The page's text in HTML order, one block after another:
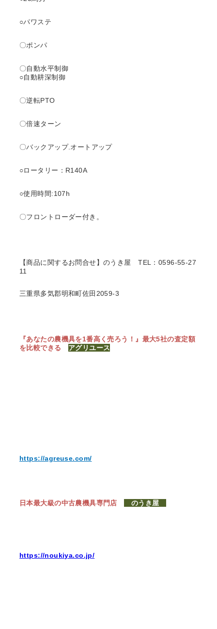
○パワステ
〇ポンパ
〇自動水平制御
○自動耕深制御
〇逆転PTO
〇倍速ターン
〇バックアップ.オートアップ
○ロータリー：R140A
○使用時間:107h
〇フロントローダー付き。
【商品に関するお問合せ】のうき屋TEL：0596-55-27
11
三重県多気郡明和町佐田2059-3
『あなたの農機具を1番高く売ろう！』 最大5社の査定額
を比較できる アグリユース
https://agreuse.com/
日本最大級の中古農機具専門店 のうき屋
https://noukiya.co.jp/